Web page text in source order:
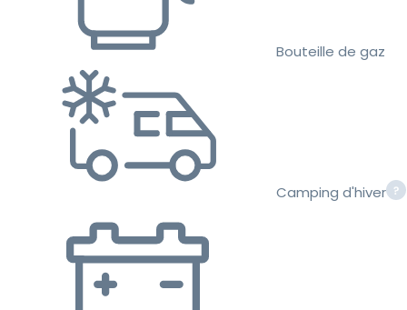
Bouteille de gaz
Camping d'hiver